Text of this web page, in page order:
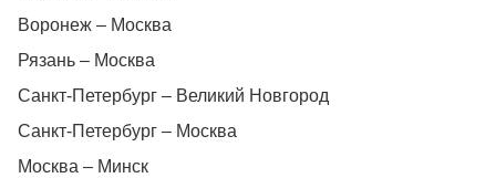
Воронеж – Москва
Рязань – Москва
Санкт-Петербург – Великий Новгород
Санкт-Петербург – Москва
Москва – Минск